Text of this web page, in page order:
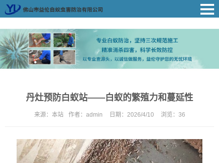
丹灶预防白蚁站——白蚁的繁殖力和蔓延性
来源： 本站 作者： admin 日期： 2026/4/10 浏览： 36